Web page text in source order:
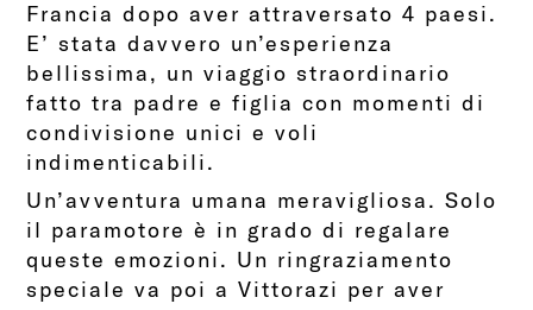
Francia dopo aver attraversato 4 paesi.
E’ stata davvero un’esperienza
bellissima, un viaggio straordinario
fatto tra padre e figlia con momenti di
condivisione unici e voli
indimenticabili.
Un’avventura umana meravigliosa. Solo
il paramotore è in grado di regalare
queste emozioni. Un ringraziamento
speciale va poi a Vittorazi per aver